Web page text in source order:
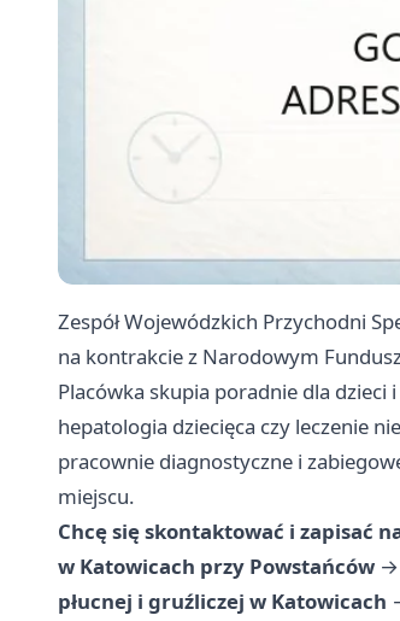
Zespół Wojewódzkich Przychodni
na kontrakcie z Narodowym
Placówka skupia poradnie dla dzieci
hepatologia dziecięca czy leczenie
pracownie diagnostyczne i
miejscu.
Chcę się skontaktować i zapisać
w Katowicach przy Powstańców →
płucnej i gruźliczej w Katowicach